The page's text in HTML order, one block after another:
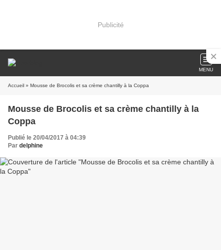
Publicité
MENU
Accueil » Mousse de Brocolis et sa crème chantilly à la Coppa
Mousse de Brocolis et sa crème chantilly à la
Coppa
Publié le 20/04/2017 à 04:39
Par delphine